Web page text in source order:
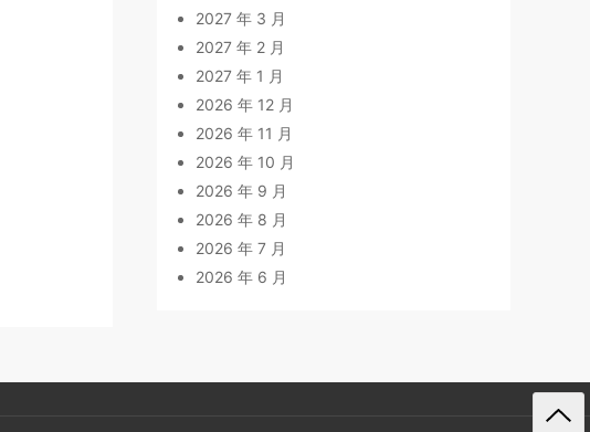
2027 年 3 月
2027 年 2 月
2027 年 1 月
2026 年 12 月
2026 年 11 月
2026 年 10 月
2026 年 9 月
2026 年 8 月
2026 年 7 月
2026 年 6 月